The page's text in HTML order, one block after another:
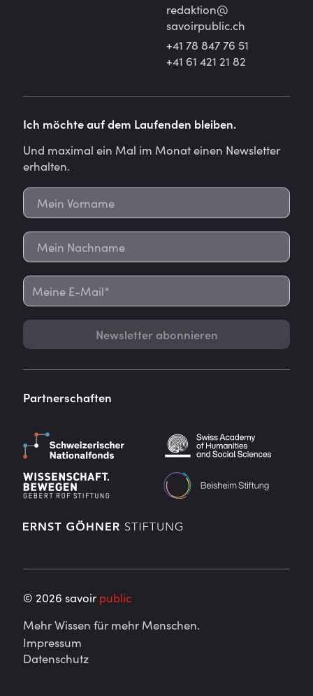
redaktion@
savoirpublic.ch
+41 78 847 76 51
+41 61 421 21 82
Ich möchte auf dem Laufenden bleiben.
Und maximal ein Mal im Monat einen Newsletter
erhalten.
Newsletter abonnieren
Partnerschaften
©2026 savoirpublic
Mehr Wissen für mehr Menschen.
Impressum
Datenschutz